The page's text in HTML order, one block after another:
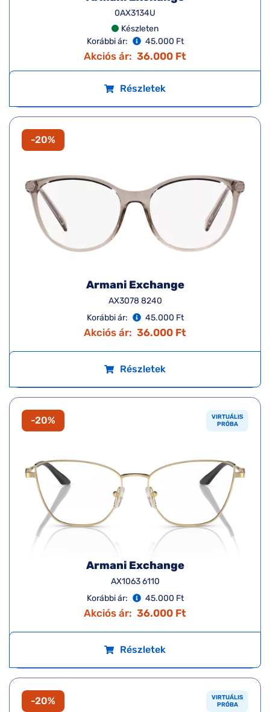
0AX3134U
Készleten
Korábbi ár:
45.000 Ft
Akciós ár: 36.000 Ft
Részletek
-20%
Armani Exchange
AX3078 8240
Korábbi ár:
45.000 Ft
Akciós ár: 36.000 Ft
Részletek
-20%
VIRTUÁLIS
PRÓBA
Armani Exchange
AX1063 6110
Korábbi ár:
45.000 Ft
Akciós ár: 36.000 Ft
Részletek
-20%
VIRTUÁLIS
PRÓBA